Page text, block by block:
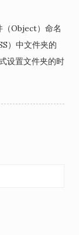
（Object）命名
）中文件夹的
设置文件夹的时